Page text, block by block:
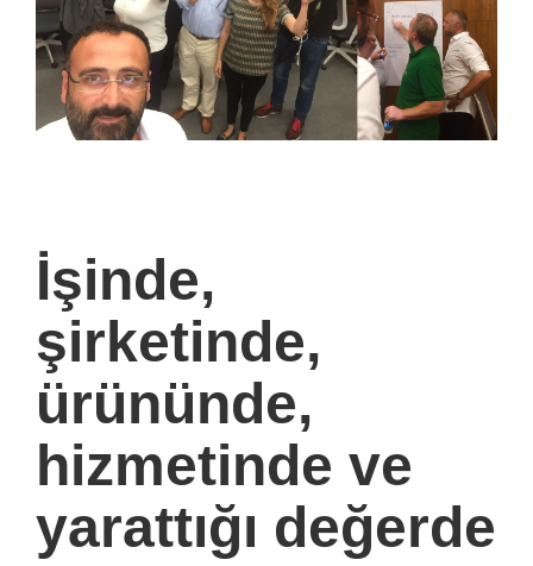
İşinde,
şirketinde,
ürününde,
hizmetinde ve
yarattığı değerde